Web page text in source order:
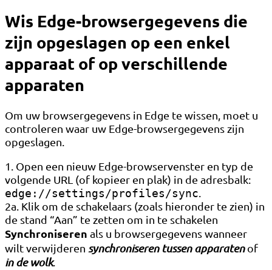
Wis Edge-browsergegevens die
zijn opgeslagen op een enkel
apparaat of op verschillende
apparaten
Om uw browsergegevens in Edge te wissen, moet u
controleren waar uw Edge-browsergegevens zijn
opgeslagen.
1. Open een nieuw Edge-browservenster en typ de
volgende URL (of kopieer en plak) in de adresbalk:
edge://settings/profiles/sync
2a. Klik om de schakelaars (zoals hieronder te zien) in
de stand “Aan” te zetten om in te schakelen
Synchroniseren als u browsergegevens wanneer
wilt verwijderen synchroniseren tussen apparatenof
in de wolk.